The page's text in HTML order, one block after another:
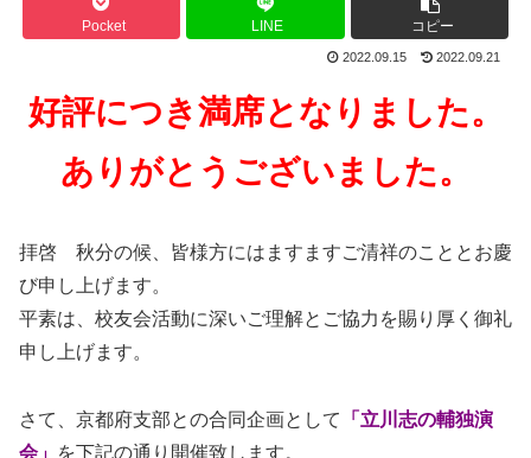
Pocket LINE コピー
2022.09.15 2022.09.21
好評につき満席となりました。
ありがとうございました。
拝啓 秋分の候、皆様方にはますますご清祥のこととお慶
び申し上げます。
平素は、校友会活動に深いご理解とご協力を賜り厚く御礼
申し上げます。
さて、京都府支部との合同企画として
「立川志の輔独演
会」 を下記の通り開催致します。